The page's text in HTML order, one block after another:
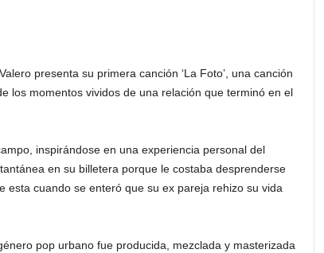
presenta su primera canción ‘La Foto’, una canción
los momentos vividos de una relación que terminó en el
inspirándose en una experiencia personal del
en su billetera porque le costaba desprenderse
esta cuando se enteró que su ex pareja rehizo su vida
pop urbano fue producida, mezclada y masterizada